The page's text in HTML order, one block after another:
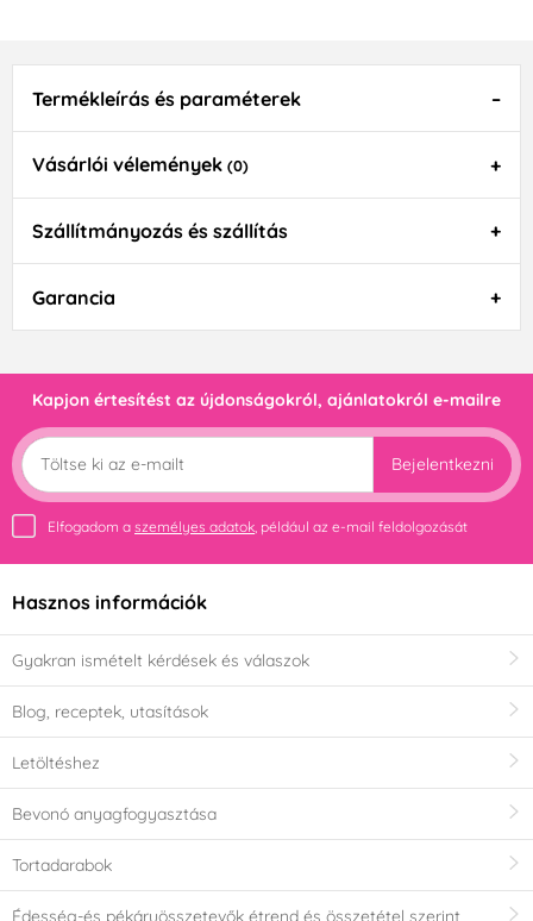
Termékleírás és paraméterek
Vásárlói vélemények (0)
Szállítmányozás és szállítás
Garancia
Kapjon értesítést az újdonságokról, ajánlatokról e-mailre
Bejelentkezni
Elfogadom a személyes adatok , például az e-mail feldolgozását
Hasznos információk
Gyakran ismételt kérdések és válaszok
Blog, receptek, utasítások
Letöltéshez
Bevonó anyagfogyasztása
Tortadarabok
Édesség-és pékáruösszetevők étrend és összetétel szerint